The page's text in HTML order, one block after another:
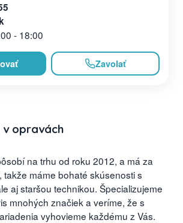
- 18:00
Zavolať
v opravách
na trhu od roku 2012, a má za
takže máme bohaté skúsenosti s
aj staršou technikou. Špecializujeme
mnohých značiek a veríme, že s
vyhovieme každému z Vás.